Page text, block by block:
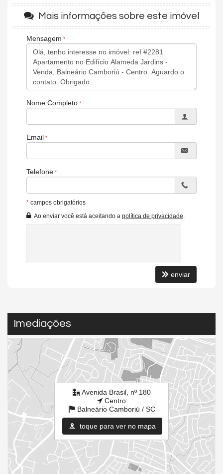
Sala de Jogos
Salão de Festas
Cinema
Piscina
Espaço Fitness
Portaria 24h
Playground
Brinquedoteca
Quiosque Externo
Piscina Infantil
Endereço:
Centro
Balneário Camboriú /
ver mapa abaixo
Mais informações sobre este imóvel
Mensagem
Nome Completo
Email
Telefone
* campos obrigatórios
Ao enviar você está aceitando a política de privacidade
enviar
Imediações
Avenida Brasil, nº 180
Centro
Balneário Camboriú / SC
toque para ver no mapa